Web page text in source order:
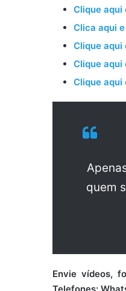
Clique aqui
Clica aqui
Clique aqui
Clique aqui
Clique aqui
quem
Envie vídeos,